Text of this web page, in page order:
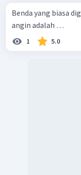
Benda yang biasa
angin adalah …
1 5.0